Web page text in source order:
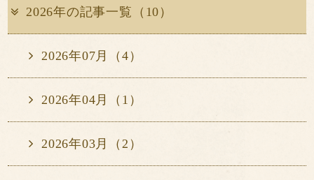
2026年の記事一覧（10）
2026年07月（4）
2026年04月（1）
2026年03月（2）